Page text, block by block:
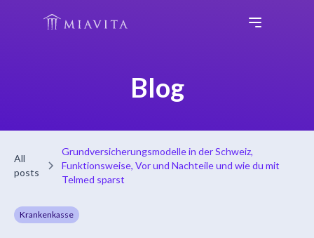
Blog
All
posts
Grundversicherungsmodelle in der Schweiz,
Funktionsweise, Vor und Nachteile und wie du mit
Telmed sparst
Krankenkasse